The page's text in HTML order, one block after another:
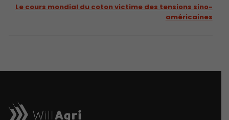
Le cours mondial du coton victime des tensions sino-
américaines